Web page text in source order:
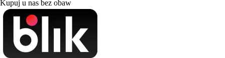
Kupuj u nas bez obaw